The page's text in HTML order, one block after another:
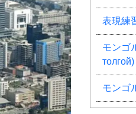
表現練
モンゴ
толгой)
モンゴ